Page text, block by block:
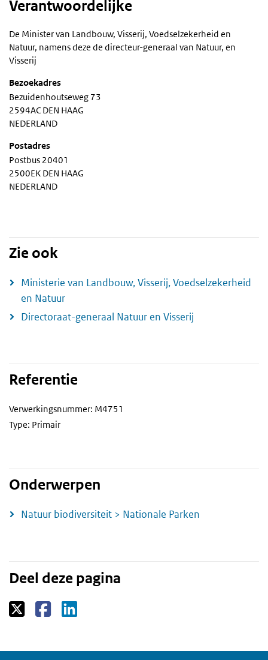
Verantwoordelijke
De Minister van Landbouw, Visserij, Voedselzekerheid en
Natuur, namens deze de directeur-generaal van Natuur, en
Visserij
Bezoekadres
Bezuidenhoutseweg 73
2594AC DEN HAAG
NEDERLAND
Postadres
Postbus 20401
2500EK DEN HAAG
NEDERLAND
Zie ook
Ministerie van Landbouw, Visserij, Voedselzekerheid
en Natuur
Directoraat-generaal Natuur en Visserij
Referentie
Verwerkingsnummer: M4751
Type: Primair
Onderwerpen
Natuur biodiversiteit > Nationale Parken
Deel deze pagina